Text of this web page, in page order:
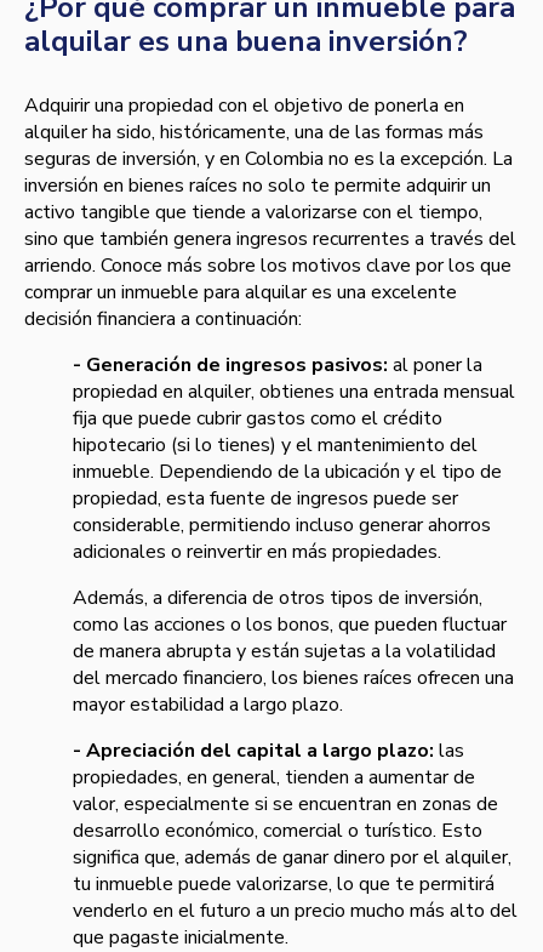
alquilar es una buena inversión?
Adquirir una propiedad con el objetivo de ponerla en
alquiler ha sido, históricamente, una de las formas más
seguras de inversión, y en Colombia no es la excepción. La
inversión en bienes raíces no solo te permite adquirir un
activo tangible que tiende a valorizarse con el tiempo,
sino que también genera ingresos recurrentes a través del
arriendo. Conoce más sobre los motivos clave por los que
comprar un inmueble para alquilar es una excelente
decisión financiera a continuación:
- Generación de ingresos pasivos: al poner la
propiedad en alquiler, obtienes una entrada mensual
fija que puede cubrir gastos como el crédito
hipotecario (si lo tienes) y el mantenimiento del
inmueble. Dependiendo de la ubicación y el tipo de
propiedad, esta fuente de ingresos puede ser
considerable, permitiendo incluso generar ahorros
adicionales o reinvertir en más propiedades.
Además, a diferencia de otros tipos de inversión,
como las acciones o los bonos, que pueden fluctuar
de manera abrupta y están sujetas a la volatilidad
del mercado financiero, los bienes raíces ofrecen una
mayor estabilidad a largo plazo.
- Apreciación del capital a largo plazo: las
propiedades, en general, tienden a aumentar de
valor, especialmente si se encuentran en zonas de
desarrollo económico, comercial o turístico. Esto
significa que, además de ganar dinero por el alquiler,
tu inmueble puede valorizarse, lo que te permitirá
venderlo en el futuro a un precio mucho más alto del
que pagaste inicialmente.